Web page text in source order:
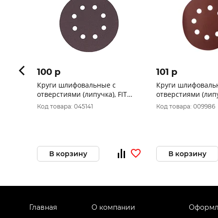
100 p
Круги шлифовальные с
отверстиями (липучка), FIT
р180, 125 мм, 5 шт 39668
Код товара: 045141
В корзину
101 p
Круги
отверстиями
р320, 125 мм, 5 шт
Код товара: 009986
В корзину
Главная
О компании